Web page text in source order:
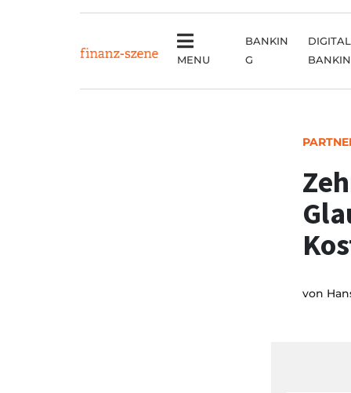
MENU
BANKIN
G
DIGITAL
von